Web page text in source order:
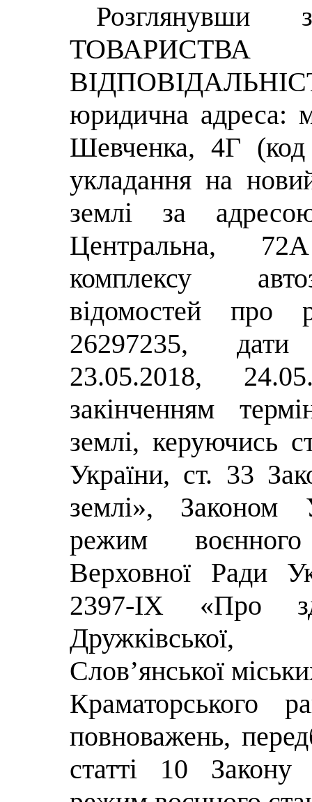
Розглянувши
юридична адреса:
Шевченка, 4Г
укладання на
землі за
Центральна,
комплексу
відомостей про
26297235, дати
23.05.2018,
закінченням
землі, керуючись
України, ст. 33
землі», Законом
режим
Верховної Ради
2397-IX «Про
Дружківської,
Слов’янської
Краматорського
повноважень,
статті 10